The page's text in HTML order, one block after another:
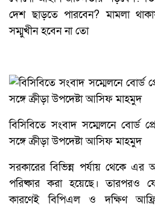
দেশ ছাড়তে পারবেন? মামলা
সম্মুখীন হবেন না তো
বিসিবিতে সংবাদ সম্মেলনে বোর্ড
সঙ্গে ক্রীড়া উপদেষ্টা আসিফ মাহমুদ
সরকারের বিভিন্ন পর্যায় থেকে এর
পরিষ্কার করা হয়েছে।
কারণেই বিপিএল ও দক্ষিণ